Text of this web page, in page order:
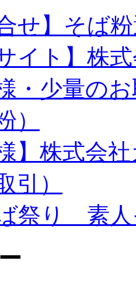
せ】そば
イト】株
・少量の
）
】株式会
引）
祭り 素人